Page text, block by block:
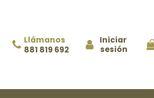
Llámanos
881 819 692
Iniciar
sesión